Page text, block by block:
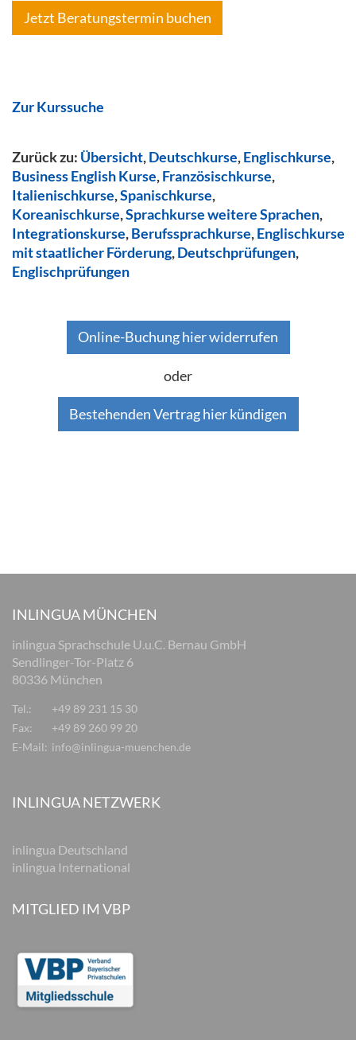
Jetzt Beratungstermin buchen
Zur Kurssuche
Zurück zu: Übersicht,Deutschkurse,Englischkurse,
Business English Kurse,Französischkurse,
Italienischkurse,Spanischkurse,
Koreanischkurse,Sprachkurse weitere Sprachen,
Integrationskurse,Berufssprachkurse,Englischkurse
mit staatlicher Förderung,Deutschprüfungen,
Englischprüfungen
Online-Buchung hier widerrufen
oder
Bestehenden Vertrag hier kündigen
INLINGUA MÜNCHEN
inlingua Sprachschule U.u.C. Bernau GmbH
Sendlinger-Tor-Platz 6
80336 München
Tel.:
+49 89 231 15 30
Fax:
+49 89 260 99 20
E-Mail: info@inlingua-muenchen.de
INLINGUA NETZWERK
inlingua Deutschland
inlingua International
MITGLIED IM VBP